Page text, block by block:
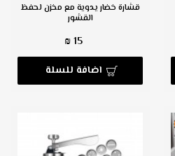
قشارة خضار يدوية مع مخزن لحفظ
القشور
15 ₪
اضافة للسلة